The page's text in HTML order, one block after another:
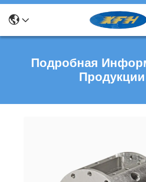
Подробная
Продукции